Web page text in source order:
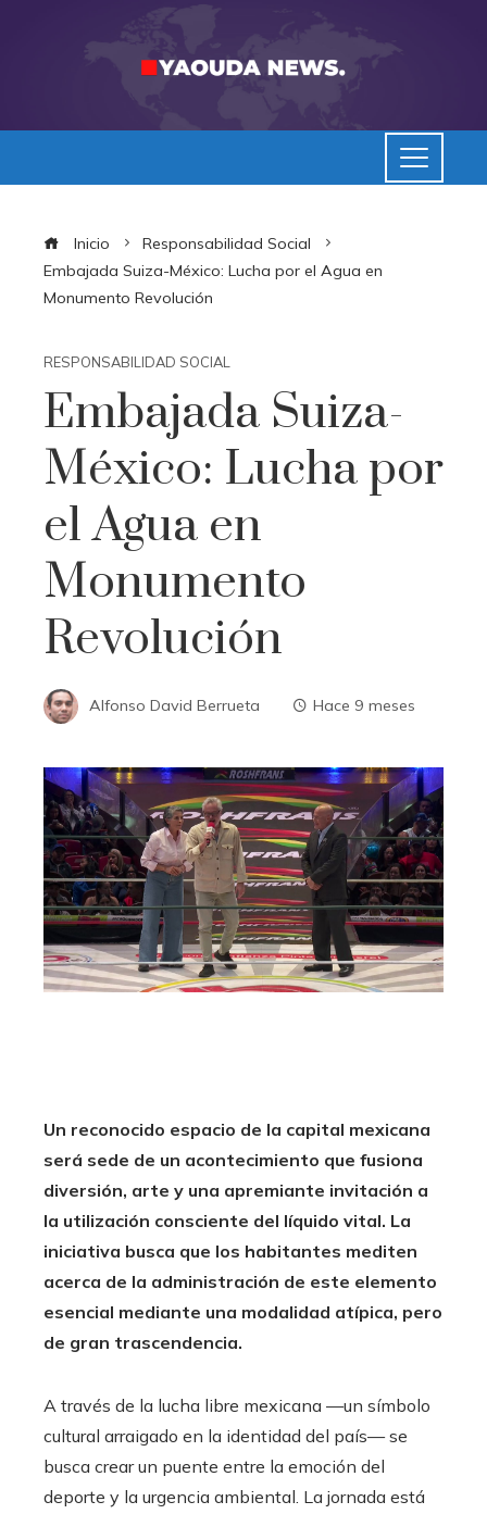
Inicio
Responsabilidad Social
Embajada Suiza-México: Lucha por el Agua en
Monumento Revolución
RESPONSABILIDAD SOCIAL
Embajada Suiza-
México: Lucha por
el Agua en
Monumento
Revolución
Alfonso David Berrueta Hace 9 meses
Un reconocido espacio de la capital mexicana
será sede de un acontecimiento que fusiona
diversión, arte y una apremiante invitación a
la utilización consciente del líquido vital. La
iniciativa busca que los habitantes mediten
acerca de la administración de este elemento
esencial mediante una modalidad atípica, pero
de gran trascendencia.
A través de la lucha libre mexicana —un símbolo
cultural arraigado en la identidad del país— se
busca crear un puente entre la emoción del
deporte y la urgencia ambiental. La jornada está